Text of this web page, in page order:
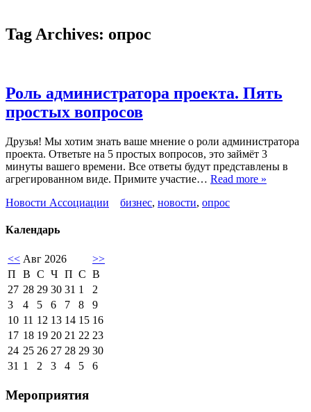
Tag Archives: опрос
Роль администратора проекта. Пять
простых вопросов
Друзья! Мы хотим знать ваше мнение о роли администратора
проекта. Ответьте на 5 простых вопросов, это займёт 3
минуты вашего времени. Все ответы будут представлены в
агрегированном виде. Примите участие… Read more »
Новости Ассоциации
бизнес, новости, опрос
Календарь
<< Авг 2026
>>
П
В С Ч П С В
27 28 29 30 31 1
2
3
4 5 6 7 8
9
10 11 12 13 14 15 16
17 18 19 20 21 22 23
24 25 26 27 28 29 30
31 1 2 3 4 5 6
Мероприятия